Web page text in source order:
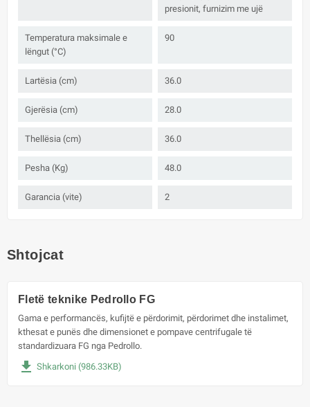
presionit, furnizim me ujë
Temperatura maksimale e
lëngut (°C)
90
Lartësia (cm) 36.0
Gjerësia (cm) 28.0
Thellësia (cm) 36.0
Pesha (Kg) 48.0
Garancia (vite) 2
Shtojcat
Fletë teknike Pedrollo FG
Gama e performancës, kufijtë e përdorimit, përdorimet dhe instalimet,
kthesat e punës dhe dimensionet e pompave centrifugale të
standardizuara FG nga Pedrollo.
file_download Shkarkoni (986.33KB)